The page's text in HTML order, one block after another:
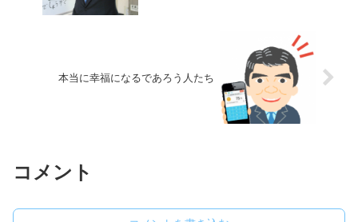
本当に幸福になるであろう人たち
コメント